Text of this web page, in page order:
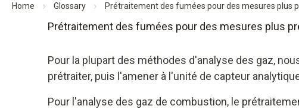
Home Glossary Prétraitement des fumées pour des mesures plus
Prétraitement des fumées pour des mesures plus
Pour la plupart des méthodes d'analyse des gaz,
prétraiter, puis l'amener à l'unité de capteur
Pour l'analyse des gaz de combustion, le